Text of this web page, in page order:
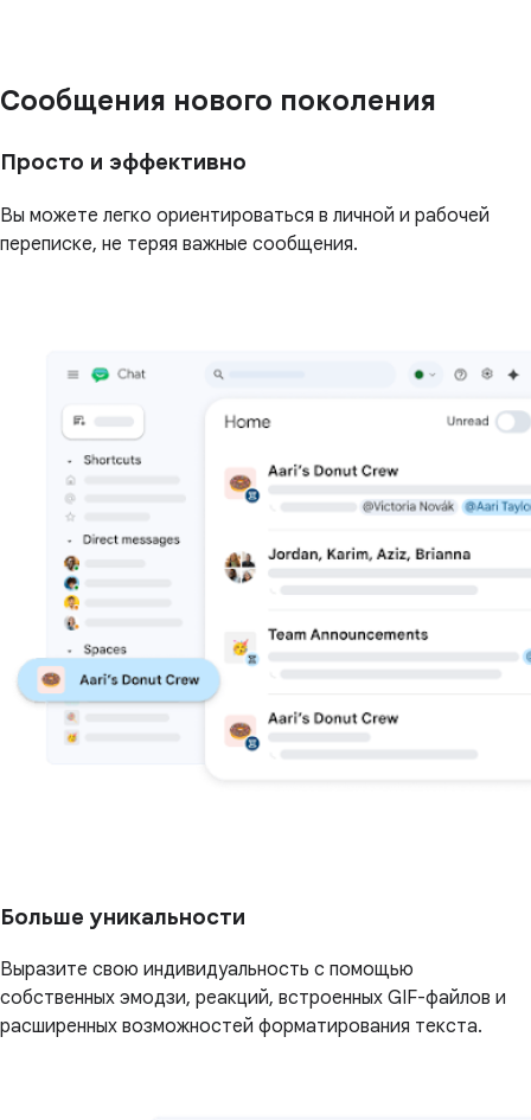
Сообщения нового поколения
Просто и эффективно
Вы можете легко ориентироваться в личной и рабочей
переписке, не теряя важные сообщения.
Больше уникальности
Выразите свою индивидуальность с помощью
собственных эмодзи, реакций, встроенных GIF-файлов и
расширенных возможностей форматирования текста.